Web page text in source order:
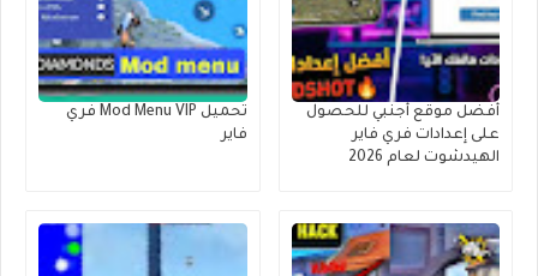
أفضل موقع أجنبي للحصول
على إعدادات فري فاير
الهيدشوت لعام 2026
تحميل Mod Menu VIP فري
فاير